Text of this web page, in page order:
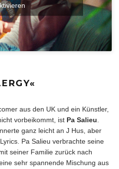
aus den UK und ein Künstler,
vorbeikommt, ist Pa Salieu.
ganz leicht an J Hus, aber
Pa Salieu verbrachte seine
seiner Familie zurück nach
sehr spannende Mischung aus